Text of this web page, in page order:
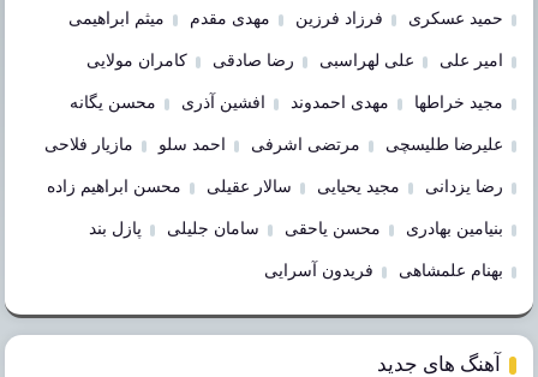
حمید عسکری فرزاد فرزین مهدی مقدم میثم ابراهیمی
امیر علی علی لهراسبی رضا صادقی کامران مولایی
مجید خراطها مهدی احمدوند افشین آذری محسن یگانه
علیرضا طلیسچی مرتضی اشرفی احمد سلو مازیار فلاحی
رضا یزدانی مجید یحیایی سالار عقیلی محسن ابراهیم زاده
بنیامین بهادری محسن یاحقی سامان جلیلی پازل بند
بهنام علمشاهی فریدون آسرایی
آهنگ های جدید